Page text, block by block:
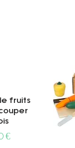
fruits
€